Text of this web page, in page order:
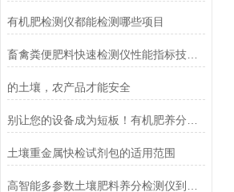
有机肥检测仪都能检测哪些项目
畜禽粪便肥料快速检测仪性能指标技术参数
的土壤，农产品才能安全
土壤重金属快检试剂包的适用范围